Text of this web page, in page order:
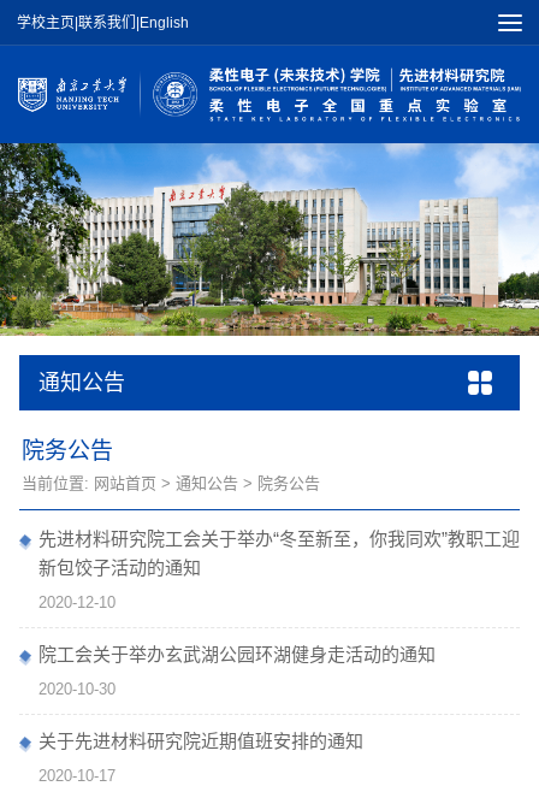
学校主页|联系我们 |English
通知公告
院务公告
当前位置: 网站首页 > 通知公告 > 院务公告
先进材料研究院工会关于举办“冬至新至，你我同欢”教职工迎
新包饺子活动的通知
2020-12-10
院工会关于举办玄武湖公园环湖健身走活动的通知
2020-10-30
关于先进材料研究院近期值班安排的通知
2020-10-17